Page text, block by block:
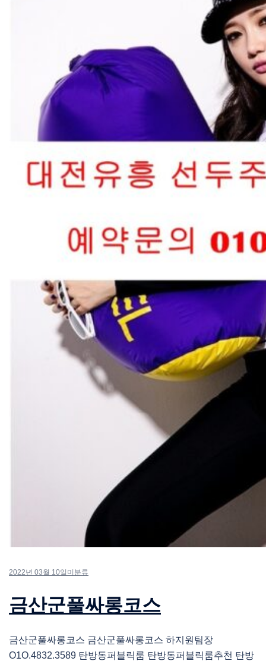
2022년 03월 10일 미분류
금산군풀싸롱코스
금산군풀싸롱코스 금산군풀싸롱코스 하지원팀장
O1O.4832.3589 탄방동퍼블릭룸 탄방동퍼블릭룸추천 탄방